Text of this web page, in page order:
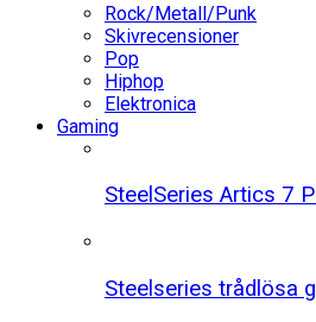
Rock/Metall/Punk
Skivrecensioner
Pop
Hiphop
Elektronica
Gaming
SteelSeries Artics 7
Steelseries trådlösa